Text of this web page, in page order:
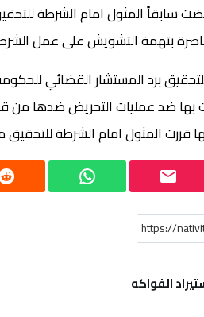
سابقاً المثول امام الشرطة
بتهمة التشويش على عمل
برد المستشار القضائي
ضد عمليات التحريض ضدها من
قررت المثول امام الشرطة للتحقيق
الفواكه